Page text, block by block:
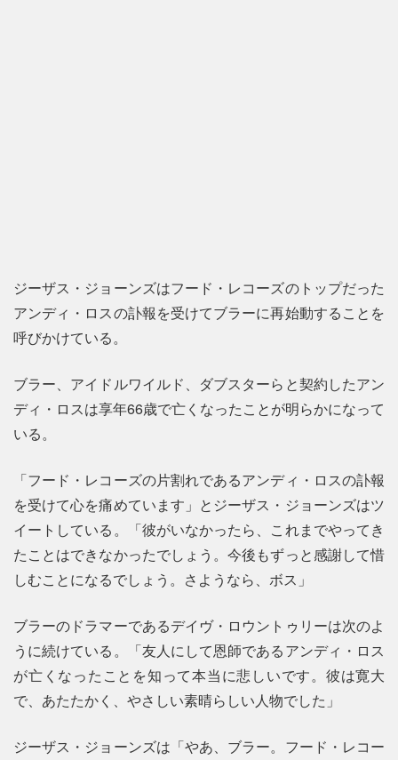
ジーザス・ジョーンズはフード・レコーズのトップだった
アンディ・ロスの訃報を受けてブラーに再始動することを
呼びかけている。
ブラー、アイドルワイルド、ダブスターらと契約したアン
ディ・ロスは享年66歳で亡くなったことが明らかになって
いる。
「フード・レコーズの片割れであるアンディ・ロスの訃報
を受けて心を痛めています」とジーザス・ジョーンズはツ
イートしている。「彼がいなかったら、これまでやってき
たことはできなかったでしょう。今後もずっと感謝して惜
しむことになるでしょう。さようなら、ボス」
ブラーのドラマーであるデイヴ・ロウントゥリーは次のよ
うに続けている。「友人にして恩師であるアンディ・ロス
が亡くなったことを知って本当に悲しいです。彼は寛大
で、あたたかく、やさしい素晴らしい人物でした」
ジーザス・ジョーンズは「やあ、ブラー。フード・レコー